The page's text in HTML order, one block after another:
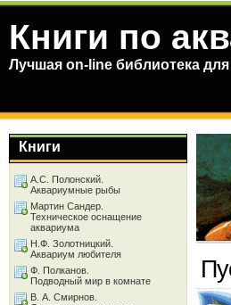
Книги по
Лучшая on-line библиотека
Книги
А.С. Полонский.
Аквариумные рыбы
Мартин Сандер.
Техническое оснащение
аквариума
Н.Ф. Золотницкий.
Аквариум любителя
Ф. Полканов.
Подводный мир в комнате
В. А. Смирнов.